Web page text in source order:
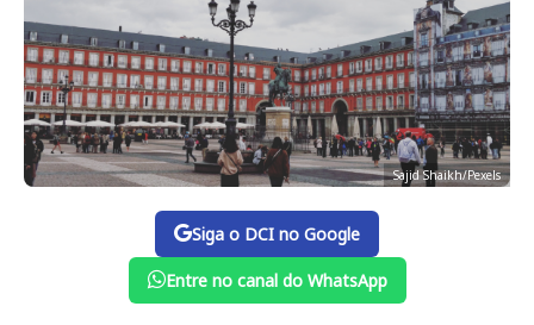
Sajid Shaikh/Pexels
Siga o DCI no Google
Entre no canal do WhatsApp